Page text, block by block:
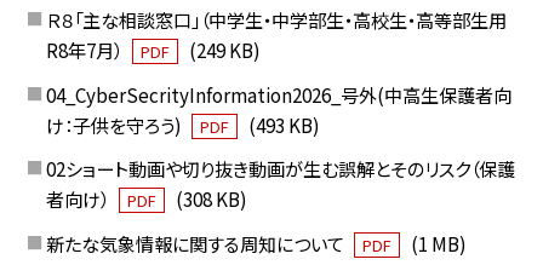
Ｒ８「主な相談窓口」（中学生・中学部生・高校生・高等部生用
R8年7月）
PDF
(249 KB)
04_CyberSecrityInformation2026_号外(中高生保護者向
け：子供を守ろう)
PDF
(493 KB)
02ショート動画や切り抜き動画が生む誤解とそのリスク（保護
者向け）
PDF
(308 KB)
新たな気象情報に関する周知について
PDF
(1 MB)